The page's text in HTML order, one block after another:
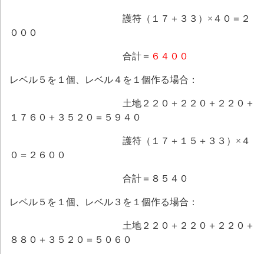
護符（１７＋３３）×４０＝２
０００
合計＝ ６４００
レベル５を１個、レベル４を１個作る場合：
土地２２０＋２２０＋２２０＋
１７６０＋３５２０＝５９４０
護符（１７＋１５＋３３）×４
０＝２６００
合計＝８５４０
レベル５を１個、レベル３を１個作る場合：
土地２２０＋２２０＋２２０＋
８８０＋３５２０＝５０６０